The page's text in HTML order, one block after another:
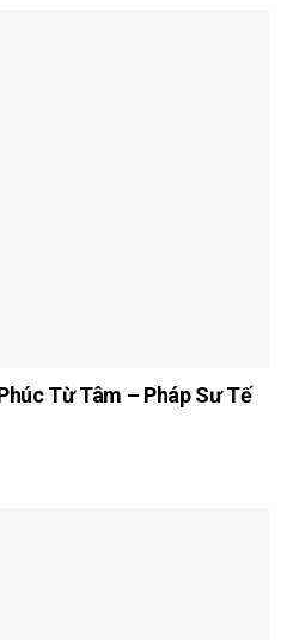
Từ Tâm – Pháp Sư Tế